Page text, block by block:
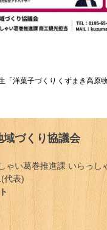
「洋菓子づくり くずまき高原
域づくり協議会
ゃい葛巻推進課 いらっし
代表)